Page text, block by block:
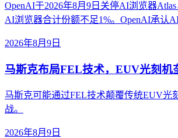
OpenAI于2026年8月9日关停AI浏览器
AI浏览器合计份额不足1%。OpenAI承认
2026年8月9日
马斯克布局FEL技术，EUV光刻机
马斯克可能通过FEL技术颠覆传统EUV光
战。
2026年8月9日